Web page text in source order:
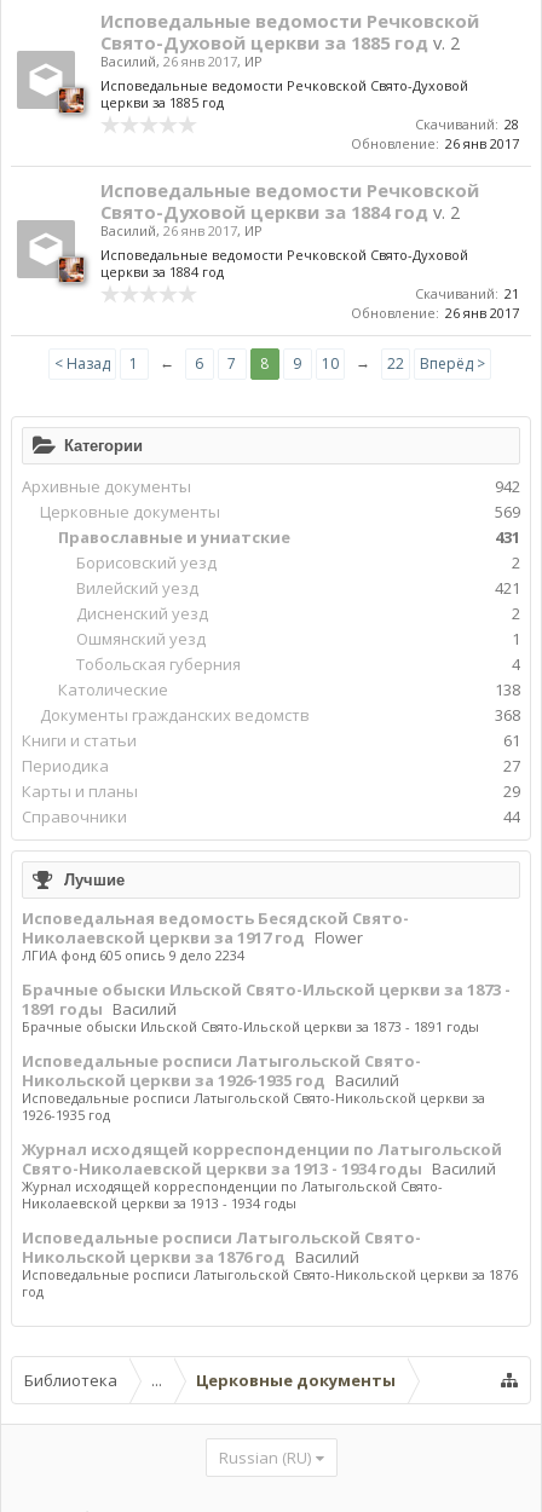
Категории
Архивные документы
942
Церковные документы
569
Православные и униатские
431
Борисовский уезд
2
Вилейский уезд
421
Дисненский уезд
2
Ошмянский уезд
1
Тобольская губерния
4
Католические
138
Документы гражданских ведомств
368
Книги и статьи
61
Периодика
27
Карты и планы
29
Справочники
44
Лучшие
Исповедальная ведомость Бесядской Свято-
Николаевской церкви за 1917 год Flower
ЛГИА фонд 605 опись 9 дело 2234
Брачные обыски Ильской Свято-Ильской церкви за 1873 -
1891 годы Василий
Брачные обыски Ильской Свято-Ильской церкви за 1873 - 1891 годы
Исповедальные росписи Латыгольской Свято-
Никольской церкви за 1926-1935 год Василий
Исповедальные росписи Латыгольской Свято-Никольской церкви за
1926-1935 год
Журнал исходящей корреспонденции по Латыгольской
Свято-Николаевской церкви за 1913 - 1934 годы Василий
Журнал исходящей корреспонденции по Латыгольской Свято-
Николаевской церкви за 1913 - 1934 годы
Исповедальные росписи Латыгольской Свято-
Никольской церкви за 1876 год Василий
Исповедальные росписи Латыгольской Свято-Никольской церкви за 1876
год
Исповедальные ведомости Речковской
Свято-Духовой церкви за 1885 год v. 2
Василий, 26 янв 2017, ИР
Исповедальные ведомости Речковской Свято-Духовой
церкви за 1885 год
Скачиваний: 28
Обновление: 26 янв 2017
Исповедальные ведомости Речковской
Свято-Духовой церкви за 1884 год v. 2
Василий, 26 янв 2017, ИР
Исповедальные ведомости Речковской Свято-Духовой
церкви за 1884 год
Скачиваний: 21
Обновление: 26 янв 2017
< Назад 1 ← 6 7 8 9 10 → 22 Вперёд >
Библиотека ... Церковные документы
Russian (RU)